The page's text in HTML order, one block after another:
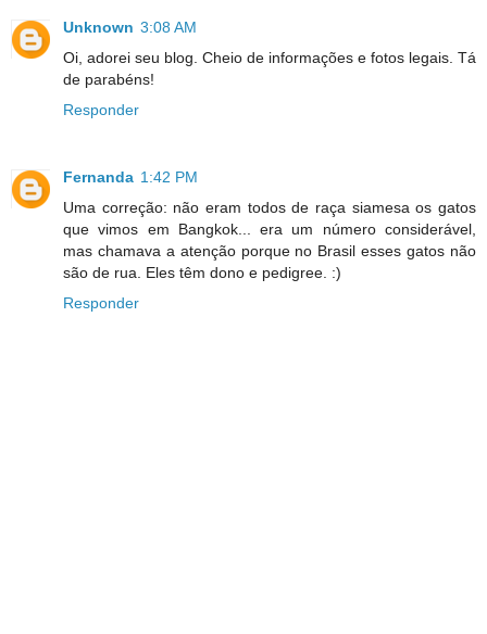
Unknown 3:08 AM
Oi, adorei seu blog. Cheio de informações e fotos legais. Tá
de parabéns!
Responder
Fernanda 1:42 PM
Uma correção: não eram todos de raça siamesa os gatos
que vimos em Bangkok... era um número considerável,
mas chamava a atenção porque no Brasil esses gatos não
são de rua. Eles têm dono e pedigree. :)
Responder